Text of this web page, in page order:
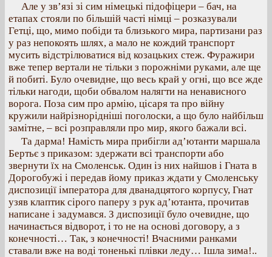
Але у зв’язі зі сим німецькі підофіцери – бач, на
етапах стояли по більшій часті німці – розказували
Гетці, що, мимо побіди та близького мира, партизани раз
у раз непокоять шлях, а мало не кождий транспорт
мусить відстрілюватися від козацьких стеж. Фуражири
вже тепер вертали не тільки з порожніми руками, але ще
й побиті. Було очевидне, що весь край у огні, що все жде
тільки нагоди, щоби обвалом налягти на ненависного
ворога. Поза сим про армію, цісаря та про війну
кружили найрізнорідніші поголоски, а що було найбільш
замітне, – всі розправляли про мир, якого бажали всі.
Та дарма! Намість мира прибігли ад’ютанти маршала
Бертьє з приказом: здержати всі транспорти або
звернути їх на Смоленськ. Один із них найшов і Гната в
Дорогобужі і передав йому приказ ждати у Смоленську
диспозиції імператора для дванадцятого корпусу, Гнат
узяв клаптик сірого паперу з рук ад’ютанта, прочитав
написане і задумався. З диспозиції було очевидне, що
начинається відворот, і то не на основі договору, а з
конечності… Так, з конечності! Вчасними ранками
ставали вже на воді тоненькі плівки леду… Ішла зима!..